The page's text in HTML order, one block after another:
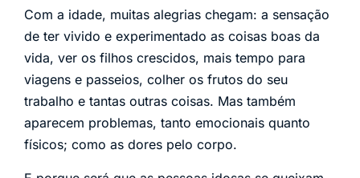
Com a idade, muitas alegrias chegam: a sensação
de ter vivido e experimentado as coisas boas da
vida, ver os filhos crescidos, mais tempo para
viagens e passeios, colher os frutos do seu
trabalho e tantas outras coisas. Mas também
aparecem problemas, tanto emocionais quanto
físicos; como as dores pelo corpo.